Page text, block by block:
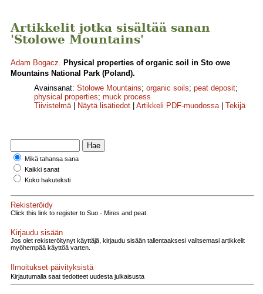
Artikkelit jotka sisältää sanan
'Stolowe Mountains'
Adam Bogacz. Physical properties of organic soil in Sto owe
Mountains National Park (Poland).
Avainsanat: Stolowe Mountains; organic soils; peat deposit;
physical properties; muck process
Tiivistelmä| Näytä lisätiedot Artikkeli PDF-muodossa| Tekijä
Mikä tahansa sana
Kaikki sanat
Koko hakuteksti
Rekisteröidy
Click this link to register to Suo - Mires and peat.
Kirjaudu sisään
Jos olet rekisteröitynyt käyttäjä, kirjaudu sisään tallentaaksesi valitsemasi artikkelit
myöhempää käyttöä varten.
Ilmoitukset päivityksistä
Kirjautumalla saat tiedotteet uudesta julkaisusta